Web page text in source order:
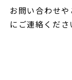
お問い合わせ
にご連絡くださ